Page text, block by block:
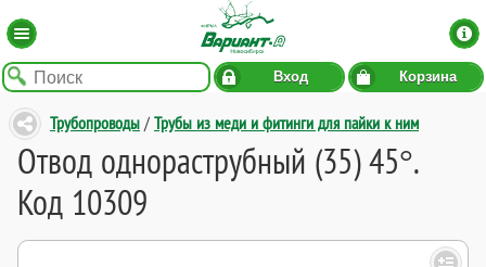
Вход Корзина
Трубопроводы / Трубы из меди и фитинги для пайки к ним
Отвод однораструбный (35) 45°.
Код 10309